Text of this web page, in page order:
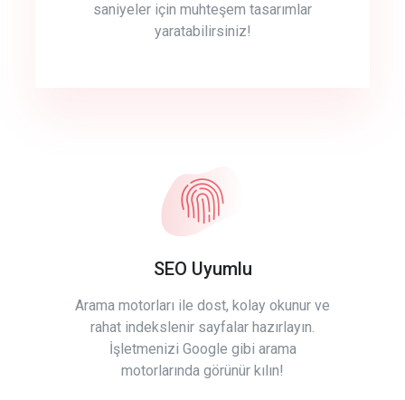
saniyeler için muhteşem tasarımlar
yaratabilirsiniz!
SEO Uyumlu
Arama motorları ile dost, kolay okunur ve
rahat indekslenir sayfalar hazırlayın.
İşletmenizi Google gibi arama
motorlarında görünür kılın!